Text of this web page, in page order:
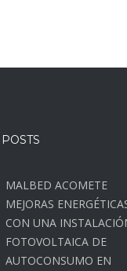
MALBED ACOMETE
MEJORAS
CON UNA
FOTOVOLTAICA DE
AUTOCONSUMO EN